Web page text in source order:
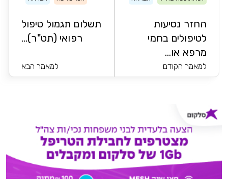
החזר נסיעות
לטיפולים בחמי
מרפא או...
למאמר הקודם
תשלום תגמול טיפול
רפואי (תט"ר)...
למאמר הבא